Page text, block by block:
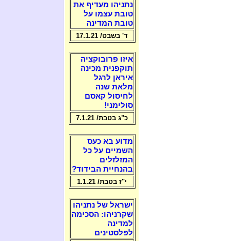
נתניהו מעדיף את
טובת עצמו על
טובת המדינה
ד' בשבט/ 17.1.21
איזו פרובוקציה
תוקפנית מכינה
איראן לרגל
מלאת שנה
לחיסול קאסם
סולימני!
כ"ג בטבת/ 7.1.21
מדוע בא כעס
השמיים על כל
המזלזלים
בהנחיית הבידוד?
י"ז בטבת/ 1.1.21
ישראל של נתניהו
שקרניהו: הסכימה
למדינה
לפלסטינים